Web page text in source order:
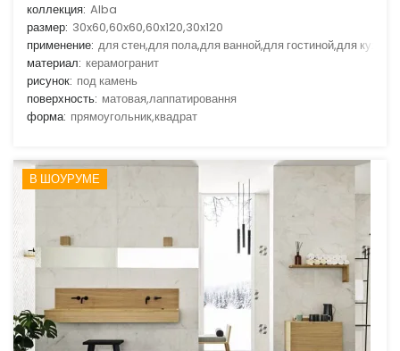
коллекция: Alba
размер: 30x60,60x60,60x120,30x120
применение: для стен,для пола,для ванной,для гостиной,для кухни
материал: керамогранит
рисунок: под камень
поверхность: матовая,лаппатировання
форма: прямоугольник,квадрат
В ШОУРУМЕ